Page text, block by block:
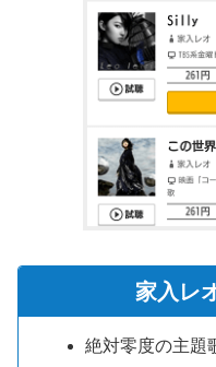
家入レ
絶対零度の主題